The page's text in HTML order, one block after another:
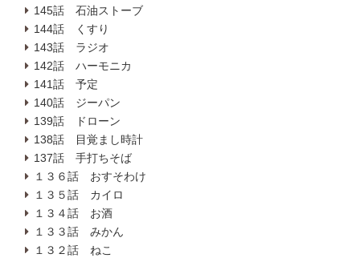
145話 石油ストーブ
144話 くすり
143話 ラジオ
142話 ハーモニカ
141話 予定
140話 ジーパン
139話 ドローン
138話 目覚まし時計
137話 手打ちそば
１３６話 おすそわけ
１３５話 カイロ
１３４話 お酒
１３３話 みかん
１３２話 ねこ